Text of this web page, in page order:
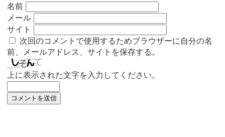
名前
メール
サイト
次回のコメントで使用するためブラウザーに自分の名
前、メールアドレス、サイトを保存する。
上に表示された文字を入力してください。